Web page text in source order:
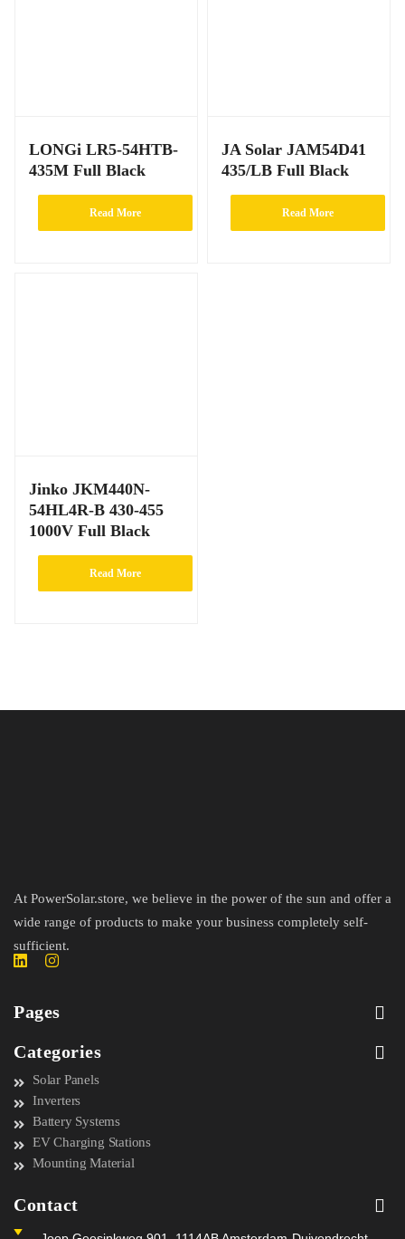
LONGi LR5-54HTB-
435M Full Black
Read More
JA Solar JAM54D41
435/LB Full Black
Read More
Jinko JKM440N-
54HL4R-B 430-455
1000V Full Black
Read More
At PowerSolar.store, we believe in the power of the sun and offer a
wide range of products to make your business completely self-
sufficient.
Pages
Categories
Solar Panels
Inverters
Battery Systems
EV Charging Stations
Mounting Material
Contact